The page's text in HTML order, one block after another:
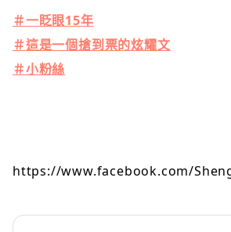
＃一眨眼15年
＃這是一個搶到票的炫耀文
＃小粉絲
https://www.facebook.com/